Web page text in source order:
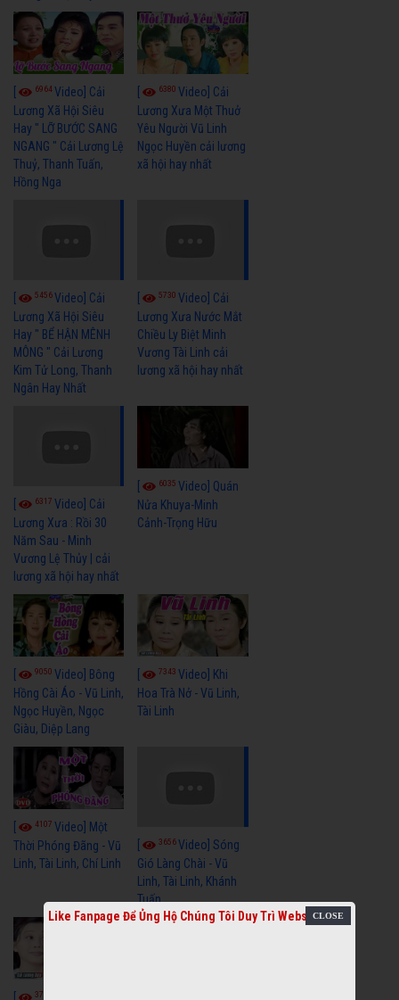
6964Video] Cải
Lương Xã Hội Siêu
Hay " LỠ BƯỚC SANG
NGANG " Cải Lương Lệ
Thuỷ, Thanh Tuấn,
Hồng Nga
6380Video] Cải
Lương Xưa Một Thuở
Yêu Người Vũ Linh
Ngọc Huyền cải lương
xã hội hay nhất
5456Video] Cải
Lương Xã Hội Siêu
Hay " BỂ HẬN MÊNH
MÔNG " Cải Lương
Kim Tử Long, Thanh
Ngân Hay Nhất
5730Video] Cải
Lương Xưa Nước Mắt
Chiều Ly Biệt Minh
Vương Tài Linh cải
lương xã hội hay nhất
6317 Video] Cải
Lương Xưa : Rồi 30
Năm Sau - Minh
Vương Lệ Thủy | cải
lương xã hội hay nhất
6035Video] Quán
Nửa Khuya-Minh
Cảnh-Trọng Hữu
9050 Video] Bông
Hồng Cài Áo - Vũ Linh,
Ngọc Huyền, Ngọc
Giàu, Diệp Lang
7343Video] Khi
Hoa Trà Nở - Vũ Linh,
Tài Linh
4107 Video] Một
Thời Phóng Đãng - Vũ
Linh, Tài Linh, Chí Linh
3656Video] Sóng
Gió Làng Chài - Vũ
Linh, Tài Linh, Khánh
Tuấn
3765
Like Fanpage Để Ủng Hộ Chúng Tôi Duy Trì Website